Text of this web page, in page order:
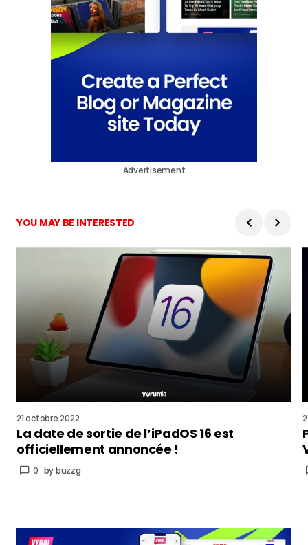
Advertisement
YOU MAY BE INTERESTED
21 octobre 2022
La date de sortie de l’iPadOS 16 est
officiellement annoncée !
0 bybuzzg